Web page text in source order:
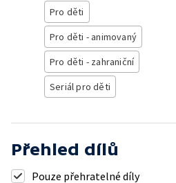
Pro děti
Pro děti - animovaný
Pro děti - zahraniční
Seriál pro děti
Přehled dílů
Pouze přehratelné díly